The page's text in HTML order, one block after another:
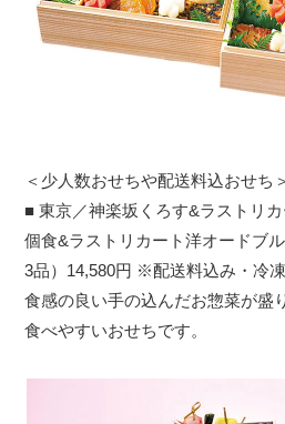
＜少人数おせちや配送料込おせち＞
■ 東京／神楽坂くろす&ラストリ
個食&ラストリカート洋オードブ
3品）14,580円 ※配送料込み・冷凍
食感の良い手の込んだお惣菜が盛
食べやすいおせちです。